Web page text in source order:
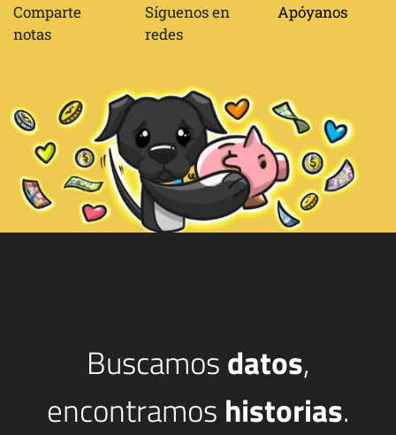
Comparte
notas
Síguenos en
redes
Apóyanos
Buscamosdatos,
encontramos historias.